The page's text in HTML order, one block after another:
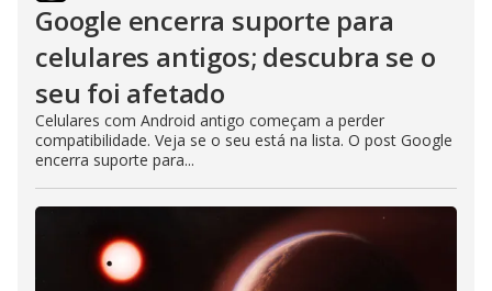
Google encerra suporte para
celulares antigos; descubra se o
seu foi afetado
Celulares com Android antigo começam a perder
compatibilidade. Veja se o seu está na lista. O post Google
encerra suporte para...